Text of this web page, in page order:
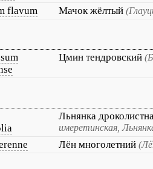
flavum Мачок жёлтый
Цмин тендровский
Льнянка
имеретинская,
Лён многолетний